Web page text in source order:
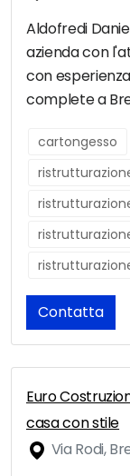
Aldofredi
azienda con
con
complete a
cartongesso
Contatta
Euro
casa con stile
Via Rodi,